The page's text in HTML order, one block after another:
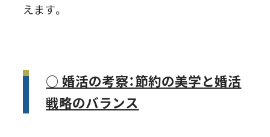
えます。
○ 婚活の考察：節約の美学と婚活
戦略のバランス